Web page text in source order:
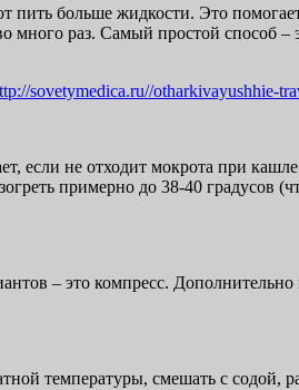
пить больше жидкости. Это
раз. Самый простой способ
sovetymedica.ru//otharkivayushhie-
если не отходит мокрота при
примерно до 38-40 градусов
– это компресс.
температуры, смешать с